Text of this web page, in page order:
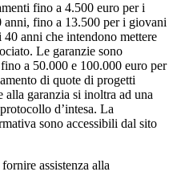
fino a 4.500 euro per i
anni, fino a 13.500 per i giovani
anni che intendono mettere
Le garanzie sono
a 50.000 e 100.000 euro per
di quote di progetti
alla garanzia si inoltra ad una
d’intesa. La
sono accessibili dal sito
assistenza alla